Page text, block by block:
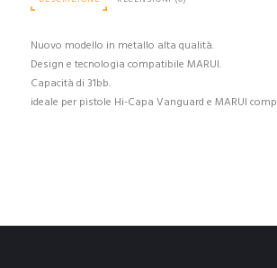
Nuovo modello in metallo alta qualità.
Design e tecnologia compatibile MARUI.
Capacità di 31bb.
ideale per pistole Hi-Capa Vanguard e MARUI